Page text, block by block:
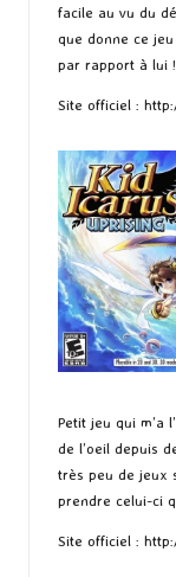
facile au vu du
que donne ce jeu
par rapport à lui !
Site officiel :
Petit jeu qui m’a
de l’oeil depuis
très peu de jeux
prendre celui-ci
Site officiel :